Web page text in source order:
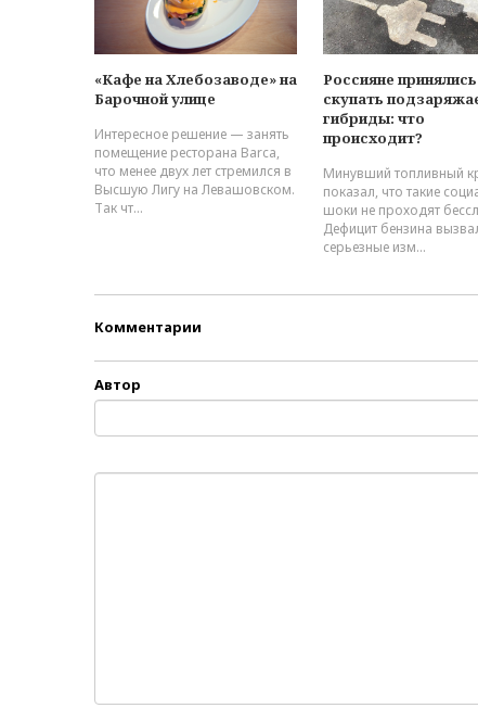
«Кафе на Хлебозаводе» на
Барочной улице
Интересное решение — занять
помещение ресторана Barca,
что менее двух лет стремился в
Высшую Лигу на Левашовском.
Так чт...
Россияне принялись
скупать
гибриды: что
происходит?
Минувший топливный
показал, что такие
шоки не проходят
Дефицит бензина
серьезные изм...
Комментарии
Автор